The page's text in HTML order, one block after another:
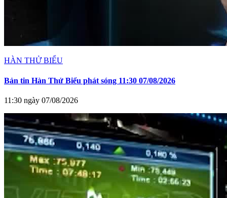
HÀN THỬ BIỂU
Bản tin Hàn Thử Biểu phát sóng 11:30 07/08/2026
11:30 ngày 07/08/2026